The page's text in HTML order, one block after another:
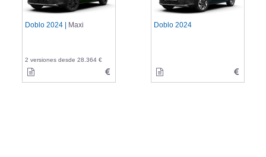
Doblo 2024 | Maxi
2 versiones desde 28.364 €
Doblo 2024